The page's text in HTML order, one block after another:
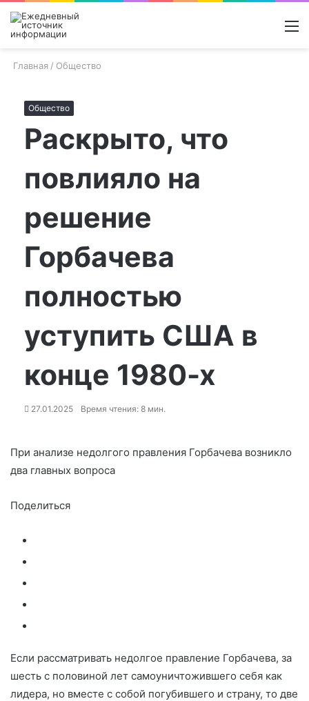
Поиск
Switch
Главная / Общество
Общество
Раскрыто, что
повлияло на
решение
Горбачева
полностью
уступить США в
конце 1980-х
27.01.2025 Время чтения: 8 мин.
При анализе недолгого правления Горбачева возникло
два главных вопроса
Поделиться
Если рассматривать недолгое правление Горбачева, за
шесть с половиной лет самоуничтожившего себя как
лидера, но вместе с собой погубившего и страну, то две